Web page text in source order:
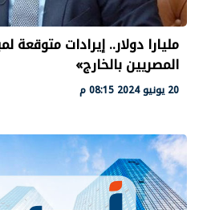
مليارا دولار.. إيرادات متوقعة
المصريين بالخارج»
20 يونيو 2024 08:15 م